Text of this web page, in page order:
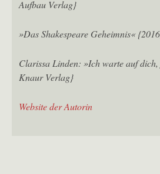
Aufbau Verlag}
»Das Shakespeare Geheimnis«
Clarissa Linden: »Ich warte auf dich,
Knaur Verlag}
Website der Autorin